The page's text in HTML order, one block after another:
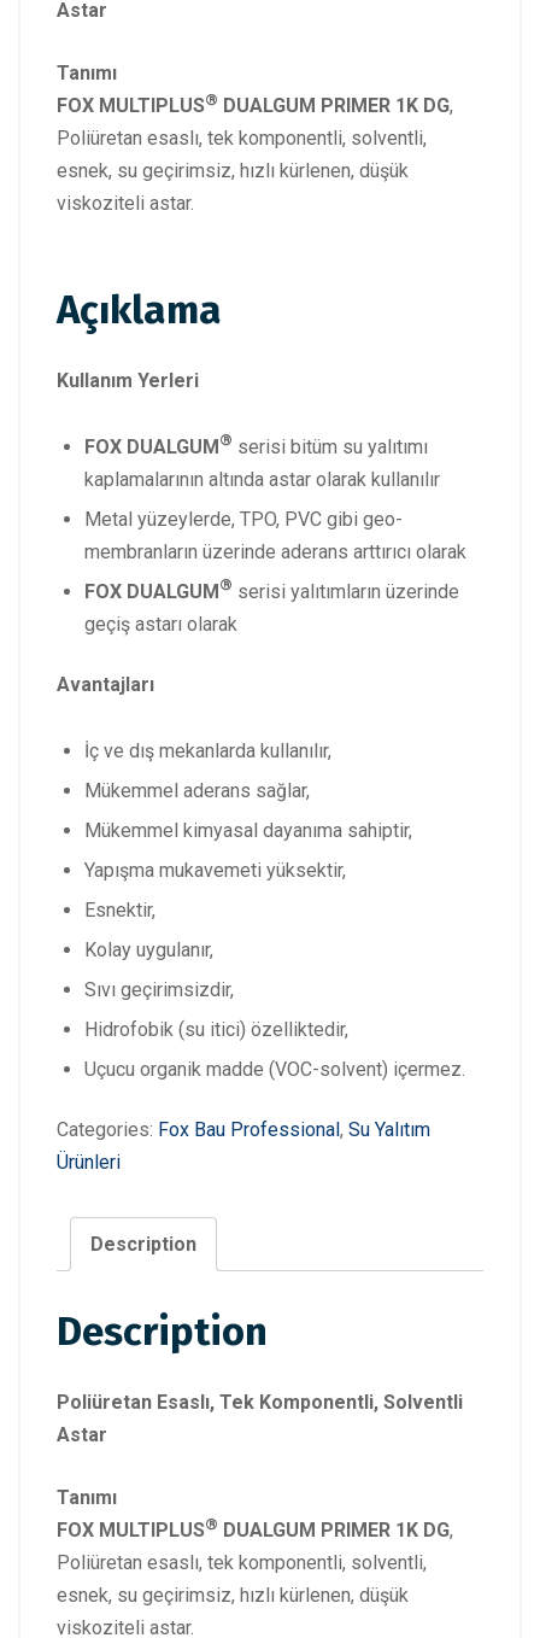
Astar
Tanımı
FOX MULTIPLUS® DUALGUM PRIMER 1K DG,
Poliüretan esaslı, tek komponentli, solventli,
esnek, su geçirimsiz, hızlı kürlenen, düşük
viskoziteli astar.
Açıklama
Kullanım Yerleri
FOX DUALGUM® serisi bitüm su yalıtımı
kaplamalarının altında astar olarak kullanılır
Metal yüzeylerde, TPO, PVC gibi geo-
membranların üzerinde aderans arttırıcı olarak
FOX DUALGUM® serisi yalıtımların üzerinde
geçiş astarı olarak
Avantajları
İç ve dış mekanlarda kullanılır,
Mükemmel aderans sağlar,
Mükemmel kimyasal dayanıma sahiptir,
Yapışma mukavemeti yüksektir,
Esnektir,
Kolay uygulanır,
Sıvı geçirimsizdir,
Hidrofobik (su itici) özelliktedir,
Uçucu organik madde (VOC-solvent) içermez.
Categories: Fox Bau Professional, Su Yalıtım
Ürünleri
Description
Description
Poliüretan Esaslı, Tek Komponentli, Solventli
Astar
Tanımı
FOX MULTIPLUS® DUALGUM PRIMER 1K DG,
Poliüretan esaslı, tek komponentli, solventli,
esnek, su geçirimsiz, hızlı kürlenen, düşük
viskoziteli astar.